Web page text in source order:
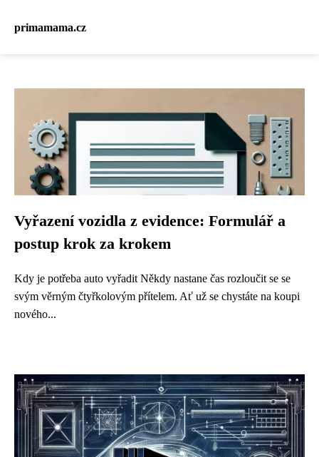
primamama.cz
Vyřazení vozidla z evidence: Formulář a
postup krok za krokem
Kdy je potřeba auto vyřadit Někdy nastane čas rozloučit se se
svým věrným čtyřkolovým přítelem. Ať už se chystáte na koupi
nového...